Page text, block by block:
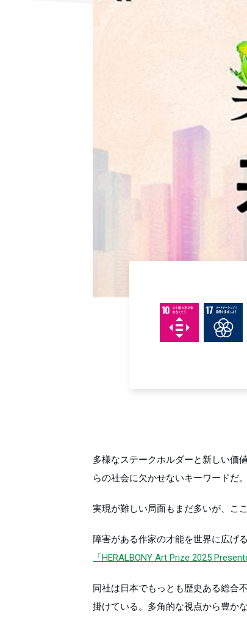
多様なステークホルダーと新しい価
らの社会に欠かせないキーワードだ。
実現が難しい局面もまだ多いが、こ
障害がある作家の才能を世界に広げ
「HERALBONY Art Prize 2025
同社は日本でもっとも歴史ある総合
掛けている。多角的な視点から豊か